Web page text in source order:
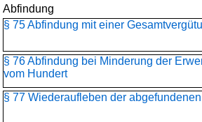
Abfindung
§ 75 Abfindung mit einer
§ 76 Abfindung bei Minderung der
vom Hundert
§ 77 Wiederaufleben der